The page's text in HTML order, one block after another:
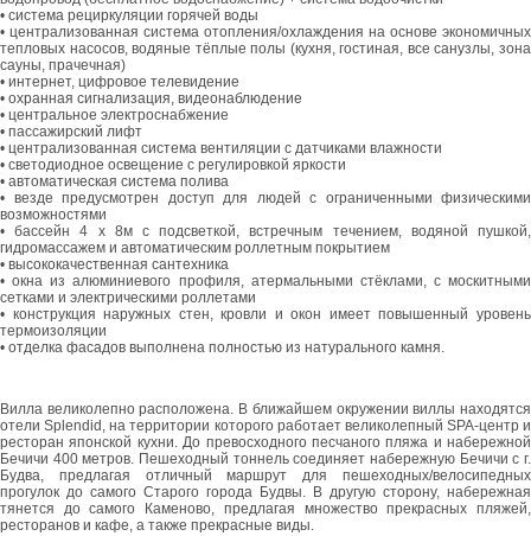
• система рециркуляции горячей воды
• централизованная система отопления/охлаждения на основе экономичных
тепловых насосов, водяные тёплые полы (кухня, гостиная, все санузлы, зона
сауны, прачечная)
• интернет, цифровое телевидение
• охранная сигнализация, видеонаблюдение
• центральное электроснабжение
• пассажирский лифт
• централизованная система вентиляции с датчиками влажности
• светодиодное освещение с регулировкой яркости
• автоматическая система полива
• везде предусмотрен доступ для людей с ограниченными физическими
возможностями
• бассейн 4 х 8м с подсветкой, встречным течением, водяной пушкой,
гидромассажем и автоматическим роллетным покрытием
• высококачественная сантехника
• окна из алюминиевого профиля, атермальными стёклами, с москитными
сетками и электрическими роллетами
• конструкция наружных стен, кровли и окон имеет повышенный уровень
термоизоляции
• отделка фасадов выполнена полностью из натурального камня.
Вилла великолепно расположена. В ближайшем окружении виллы находятся
отели Splendid, на территории которого работает великолепный SPA-центр и
ресторан японской кухни. До превосходного песчаного пляжа и набережной
Бечичи 400 метров. Пешеходный тоннель соединяет набережную Бечичи с г.
Будва, предлагая отличный маршрут для пешеходных/велосипедных
прогулок до самого Старого города Будвы. В другую сторону, набережная
тянется до самого Каменово, предлагая множество прекрасных пляжей,
ресторанов и кафе, а также прекрасные виды.